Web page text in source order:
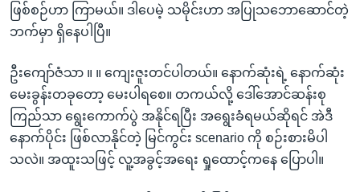
ဖြစ်စဉ်ဟာ ကြာမယ်။ ဒါပေမဲ့ သမိုင်းဟာ အပြုသဘောဆောင်တဲ့
ဘက်မှာ ရှိနေပါပြီ။
ဦးကျော်ဇံသာ ။ ။ ကျေးဇူးတင်ပါတယ်။ နောက်ဆုံးရဲ့ နောက်ဆုံး
မေးခွန်းတခုတော့ မေးပါရစေ။ တကယ်လို့ ဒေါ်အောင်ဆန်းစု
ကြည်သာ ရွေးကောက်ပွဲ အနိုင်ရပြီး အရွေးခံရမယ်ဆိုရင် အဲဒီ
နောက်ပိုင်း ဖြစ်လာနိုင်တဲ့ မြင်ကွင်း scenario ကို စဉ်းစားမိပါ
သလဲ။ အထူးသဖြင့် လူ့အခွင့်အရေး ရှုထောင့်ကနေ ပြောပါ။